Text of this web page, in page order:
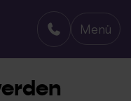
Menü